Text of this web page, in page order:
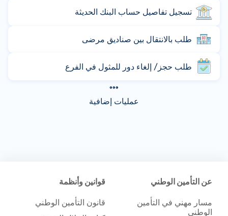
تسجيل تفاصيل حساب البنك الحديثة
طلب بالانتقال بين صناديق مرضى
طلب حجز/ إلغاء دور للمثول في الفرع
عمليات إضافية
عن التأمين الوطني
مسار مهني في التأمين
الوطني
قوانين وأنظمة
قانون التأمين الوطني